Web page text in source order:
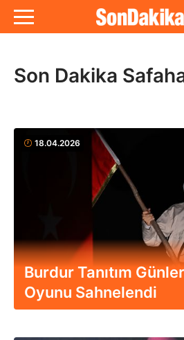
Son Dakika
18.04.2026
Burdur Tanıtım
Oyunu Sahnelendi